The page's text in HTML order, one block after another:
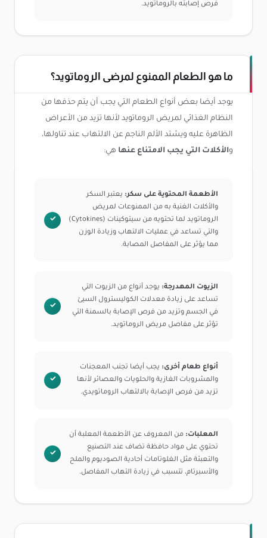
فرص إصابته بالروماتويد.
ما هو الطعام الممنوع لمرضى الروماتويد؟
يوجد أيضا بعض أنواع الطعام التي يجب أن يتم حذفها من
النظام الغذائي لمريض الروماتويد لأنها تزيد من الأعراض
الظاهرة عليه ويشتد الألم الناجم عن الالتهاب عند تناولها،
والأكلات التي يجب الامتناع عنها هي:
الأطعمة المحتوية على سكر: يعتبر السكر
والأكلات الغنية به من الممنوعات لمريض
الروماتويد لما تحتويه من سيتوكينات (Cytokines)
والتي تساعد في عمليات الالتهاب وزيادة الوزن
مما يؤثر على المفاصل المصابة.
الزيوت المهدرجة: يوجد أنواع من الزيوت التي
تساعد على زيادة معدلات الكوليسترول السيئ
في الجسم وتزيد من فرص الإصابة بالسمنة التي
تؤثر على مفاصل مريض الروماتويد.
أنواع طعام أخرى: يجب أيضا تجنب المعجنات
والمشروبات الغازية والحلويات والعصائر لأنها
تزيد من فرص الإصابة بالالتهاب الروماتويدي.
المعلبات: من المعروف عن الأطعمة المعلبة أن
تحتوي على مواد حافظة تضاف عند التصنيع
والتعبئة مثل الغلوتامات أحادية الصوديوم والملح
والأسبرتام، تتسبب في زيادة التهاب المفاصل.